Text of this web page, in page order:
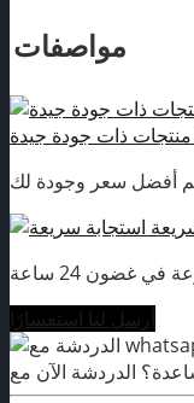
مواصفات
منتجات ذات جودة جيدة
أرسل لنا استفسارًا
الدردشة الآن مع